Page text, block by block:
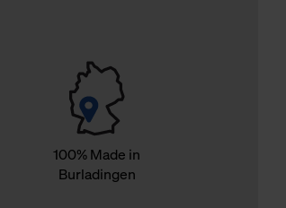
100% Made in
Burladingen